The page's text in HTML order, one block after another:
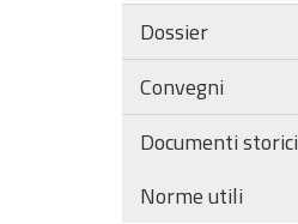
Dossier
Convegni
Documenti storici
Norme utili